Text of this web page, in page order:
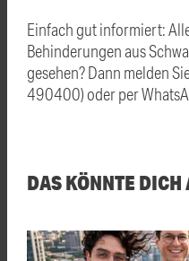
Einfach gut informiert:
Behinderungen aus
gesehen? Dann melden
490400) oder per
DAS KÖNNTE